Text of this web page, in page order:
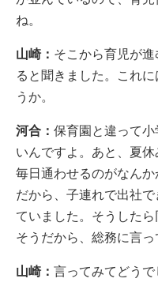
ね。
山崎： そこから育児が
ると聞きました。これ
うか。
河合： 保育園と違って
いんですよ。あと、夏
毎日通わせるのがなん
だから、子連れで出社
ていました。そうした
そうだから、総務に言っ
山崎： 言ってみてどうで